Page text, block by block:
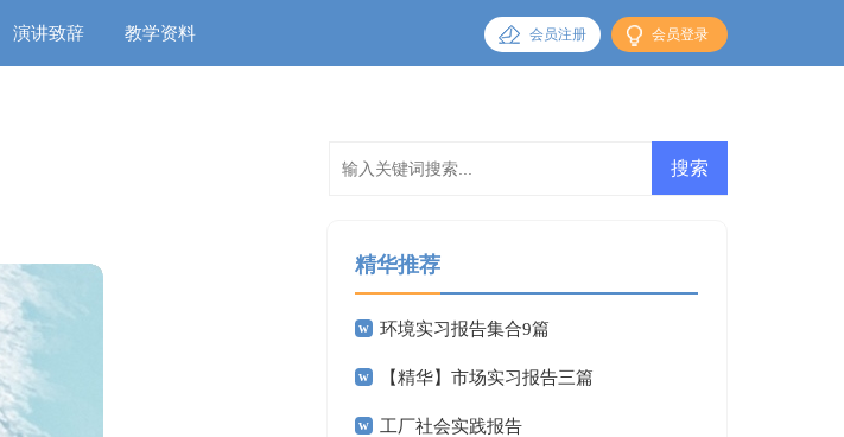
演讲致辞 教学资料 会员登录
会员注册
精华推荐
环境实习报告集合9篇
【精华】市场实习报告三篇
工厂社会实践报告